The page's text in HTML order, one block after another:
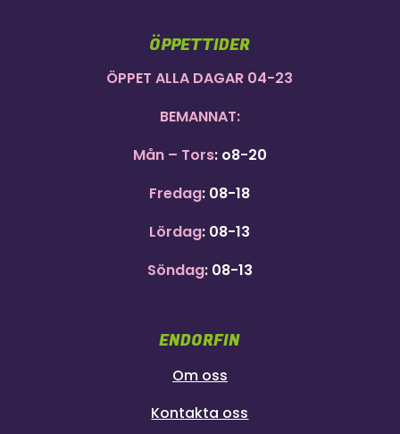
ÖPPETTIDER
ÖPPET ALLA DAGAR 04-23
BEMANNAT:
Mån – Tors: o8-20
Fredag: 08-18
Lördag: 08-13
Söndag: 08-13
ENDORFIN
Om oss
Kontakta oss